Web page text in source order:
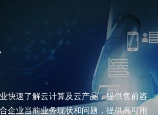
快速了解云计算及云产品，提供售前咨
企业当前业务现状和问题，提供高可用